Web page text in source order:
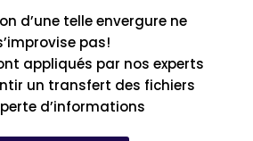
d’une telle envergure ne
pas!
appliqués par nos experts
un transfert des fichiers
d’informations